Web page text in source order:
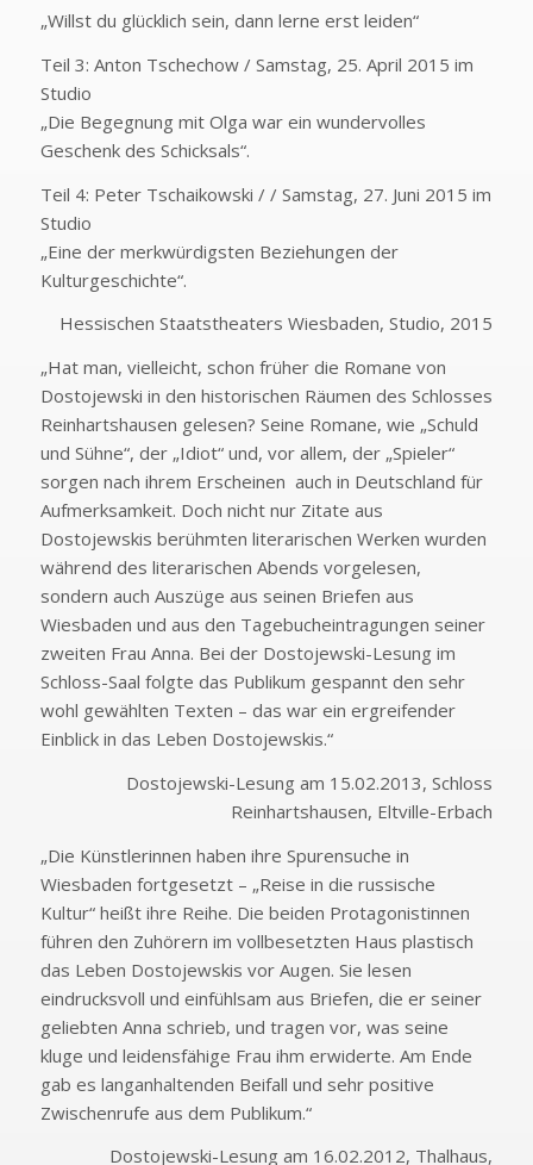
„Willst du glücklich sein, dann lerne erst leiden“
Teil 3: Anton Tschechow / Samstag, 25. April 2015 im
Studio
„Die Begegnung mit Olga war ein wundervolles
Geschenk des Schicksals“.
Teil 4: Peter Tschaikowski / / Samstag, 27. Juni 2015 im
Studio
„Eine der merkwürdigsten Beziehungen der
Kulturgeschichte“.
Hessischen Staatstheaters Wiesbaden, Studio, 2015
„Hat man, vielleicht, schon früher die Romane von
Dostojewski in den historischen Räumen des Schlosses
Reinhartshausen gelesen? Seine Romane, wie „Schuld
und Sühne“, der „Idiot“ und, vor allem, der „Spieler“
sorgen nach ihrem Erscheinen auch in Deutschland für
Aufmerksamkeit. Doch nicht nur Zitate aus
Dostojewskis berühmten literarischen Werken wurden
während des literarischen Abends vorgelesen,
sondern auch Auszüge aus seinen Briefen aus
Wiesbaden und aus den Tagebucheintragungen seiner
zweiten Frau Anna. Bei der Dostojewski-Lesung im
Schloss-Saal folgte das Publikum gespannt den sehr
wohl gewählten Texten – das war ein ergreifender
Einblick in das Leben Dostojewskis.“
Dostojewski-Lesung am 15.02.2013, Schloss
Reinhartshausen, Eltville-Erbach
„Die Künstlerinnen haben ihre Spurensuche in
Wiesbaden fortgesetzt – „Reise in die russische
Kultur“ heißt ihre Reihe. Die beiden Protagonistinnen
führen den Zuhörern im vollbesetzten Haus plastisch
das Leben Dostojewskis vor Augen. Sie lesen
eindrucksvoll und einfühlsam aus Briefen, die er seiner
geliebten Anna schrieb, und tragen vor, was seine
kluge und leidensfähige Frau ihm erwiderte. Am Ende
gab es langanhaltenden Beifall und sehr positive
Zwischenrufe aus dem Publikum.“
Dostojewski-Lesung am 16.02.2012, Thalhaus,